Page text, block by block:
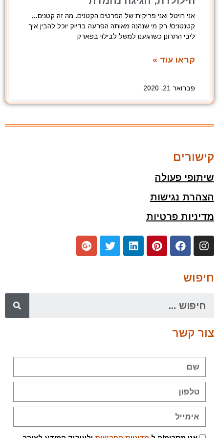
אני רויטל ואני פריקית של הפרטים הקטנים. מה זה קטנים…
קטנטנים! רק מי שנהנה מאותה הפרעה בדיוק יוכל להבין איך
ליבי התרונן כשהגענו למשל לבילוי בפארק
קראו עוד »
פברואר 21, 2020
קישורים
שיתופי פעולה
הצהרת נגישות
מדיניות פרטיות
חיפוש
צור קשר